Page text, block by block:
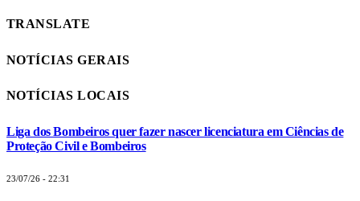
TRANSLATE
NOTÍCIAS GERAIS
NOTÍCIAS LOCAIS
Liga dos Bombeiros quer fazer nascer licenciatura em Ciências de
Proteção Civil e Bombeiros
23/07/26 - 22:31